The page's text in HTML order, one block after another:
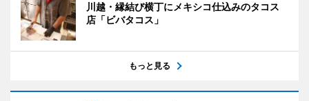
川越・縁結び横丁にメキシコ仕込みのタコス
店「ビバタコス」
もっと見る